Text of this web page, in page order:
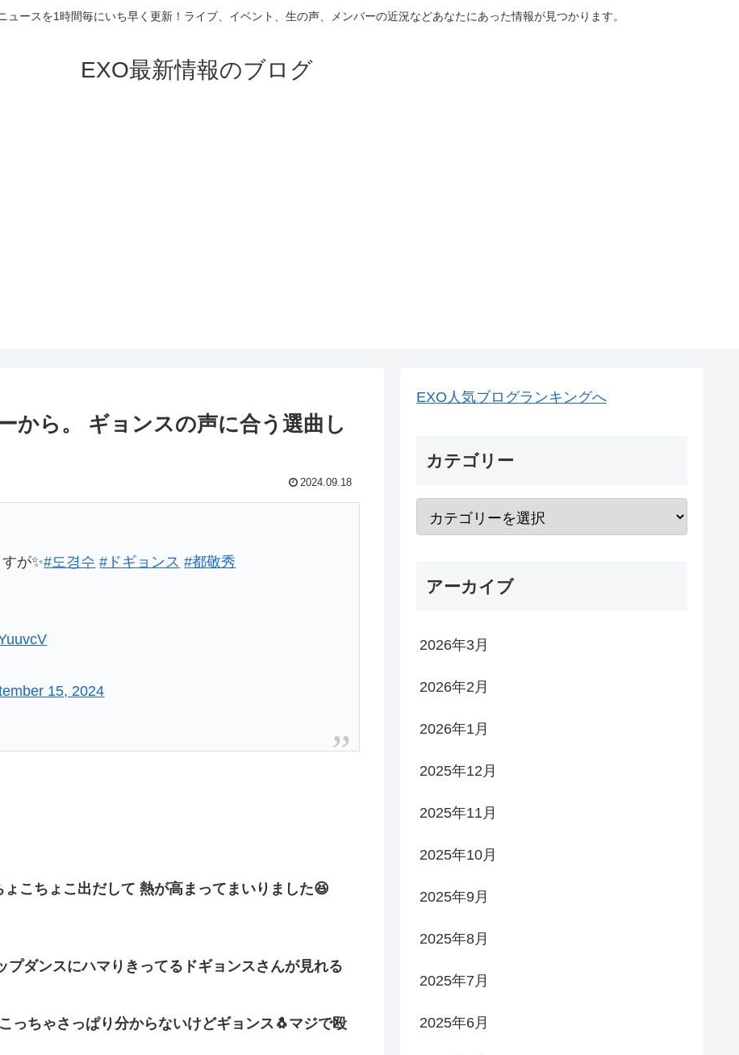
ースを1時間毎にいち早く更新！ライブ、イベント、生の声、メンバーの近況などあなたにあった情報が見つかります。
EXO最新情報のブログ
から。 ギョンスの声に合う選曲し
2024.09.18
が✨#도경수 #ドギョンス #都敬秀
15, 2024
こちょこ出だして 熱が高まってまいりました😆
ダンスにハマりきってるドギョンスさんが見れる
っちゃさっぱり分からないけどギョンス🐧マジで殴
EXO人気ブログランキングへ
カテゴリー
アーカイブ
2026年3月
2026年2月
2026年1月
2025年12月
2025年11月
2025年10月
2025年9月
2025年8月
2025年7月
2025年6月